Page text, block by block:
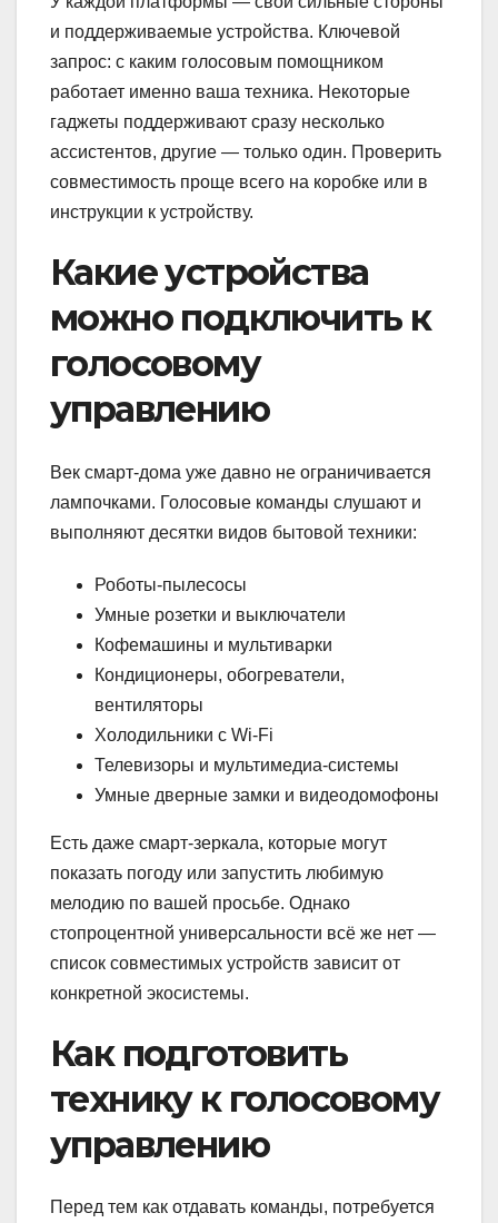
и поддерживаемые устройства. Ключевой
запрос: с каким голосовым помощником
работает именно ваша техника. Некоторые
гаджеты поддерживают сразу несколько
ассистентов, другие — только один. Проверить
совместимость проще всего на коробке или в
инструкции к устройству.
Какие устройства
можно подключить к
голосовому
управлению
Век смарт-дома уже давно не ограничивается
лампочками. Голосовые команды слушают и
выполняют десятки видов бытовой техники:
Роботы-пылесосы
Умные розетки и выключатели
Кофемашины и мультиварки
Кондиционеры, обогреватели,
вентиляторы
Холодильники с Wi-Fi
Телевизоры и мультимедиа-системы
Умные дверные замки и видеодомофоны
Есть даже смарт-зеркала, которые могут
показать погоду или запустить любимую
мелодию по вашей просьбе. Однако
стопроцентной универсальности всё же нет —
список совместимых устройств зависит от
конкретной экосистемы.
Как подготовить
технику к голосовому
управлению
Перед тем как отдавать команды, потребуется